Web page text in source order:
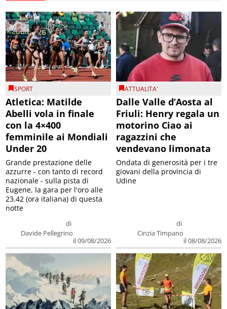
SPORT
Atletica: Matilde
Abelli vola in finale
con la 4×400
femminile ai Mondiali
Under 20
di
Davide Pellegrino
il 09/08/2026
Grande prestazione delle
azzurre - con tanto di record
nazionale - sulla pista di
Eugene, la gara per l'oro alle
23.42 (ora italiana) di questa
notte
ATTUALITA'
Dalle Valle d’Aosta al
Friuli: Henry regala un
motorino Ciao ai
ragazzini che
vendevano limonata
di
Cinzia Timpano
il 08/08/2026
Ondata di generosità per i tre
giovani della provincia di
Udine